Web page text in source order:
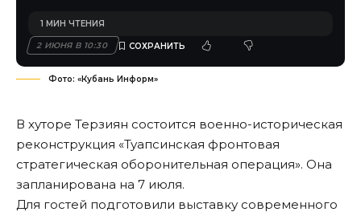
2 ИЮНЯ В 10:30
1 МИН ЧТЕНИЯ
Фото: «Кубань Информ»
В хуторе Терзиян состоится военно-историческая
реконструкция «Туапсинская фронтовая
стратегическая оборонительная операция». Она
запланирована на 7 июля.
Для гостей подготовили выставку современного